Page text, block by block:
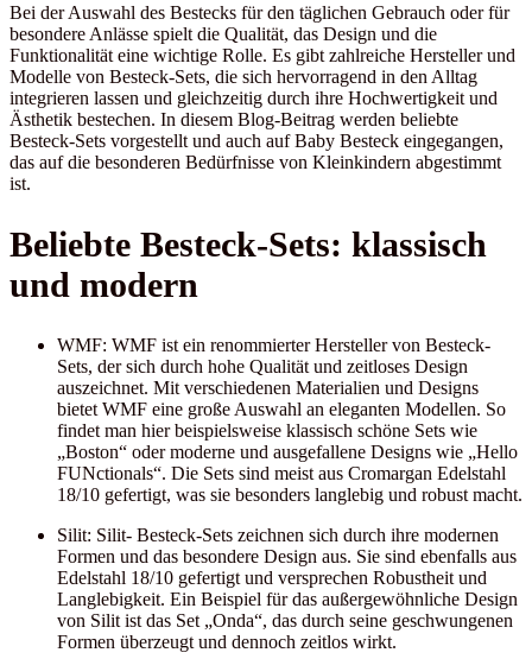
Bei der Auswahl des Bestecks für den täglichen Gebrauch oder für
besondere Anlässe spielt die Qualität, das Design und die
Funktionalität eine wichtige Rolle. Es gibt zahlreiche Hersteller und
Modelle von Besteck-Sets, die sich hervorragend in den Alltag
integrieren lassen und gleichzeitig durch ihre Hochwertigkeit und
Ästhetik bestechen. In diesem Blog-Beitrag werden beliebte
Besteck-Sets vorgestellt und auch auf Baby Besteck eingegangen,
das auf die besonderen Bedürfnisse von Kleinkindern abgestimmt
ist.
Beliebte Besteck-Sets: klassisch
und modern
WMF: WMF ist ein renommierter Hersteller von Besteck-
Sets, der sich durch hohe Qualität und zeitloses Design
auszeichnet. Mit verschiedenen Materialien und Designs
bietet WMF eine große Auswahl an eleganten Modellen. So
findet man hier beispielsweise klassisch schöne Sets wie
„Boston“ oder moderne und ausgefallene Designs wie „Hello
FUNctionals“. Die Sets sind meist aus Cromargan Edelstahl
18/10 gefertigt, was sie besonders langlebig und robust macht.
Silit: Silit- Besteck-Sets zeichnen sich durch ihre modernen
Formen und das besondere Design aus. Sie sind ebenfalls aus
Edelstahl 18/10 gefertigt und versprechen Robustheit und
Langlebigkeit. Ein Beispiel für das außergewöhnliche Design
von Silit ist das Set „Onda“, das durch seine geschwungenen
Formen überzeugt und dennoch zeitlos wirkt.